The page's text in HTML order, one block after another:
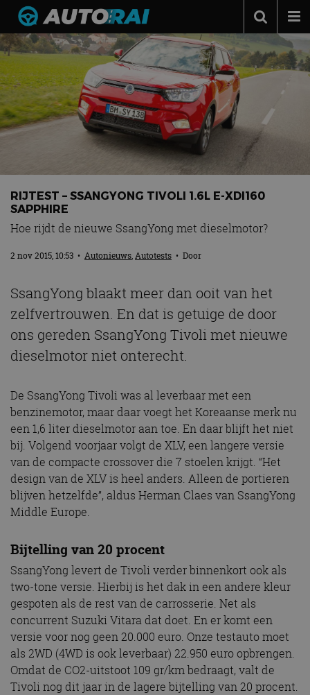
Autonieuws
Podcast
Autotests
Automerken
Contact
MotorRAI.nl
RIJTEST – SSANGYONG TIVOLI 1.6L E-XDI160
SAPPHIRE
Hoe rijdt de nieuwe SsangYong met dieselmotor?
2 nov 2015, 10:53 • Autonieuws,Autotests • Door
SsangYong blaakt meer dan ooit van het
zelfvertrouwen. En dat is getuige de door
ons gereden SsangYong Tivoli met nieuwe
dieselmotor niet onterecht.
De SsangYong Tivoli was al leverbaar met een
benzinemotor, maar daar voegt het Koreaanse merk nu
een 1,6 liter dieselmotor aan toe. En daar blijft het niet
bij. Volgend voorjaar volgt de XLV, een langere versie
van de compacte crossover die 7 stoelen krijgt. “Het
design van de XLV is heel anders. Alleen de portieren
blijven hetzelfde”, aldus Herman Claes van SsangYong
Middle Europe.
Bijtelling van 20 procent
SsangYong levert de Tivoli verder binnenkort ook als
two-tone versie. Hierbij is het dak in een andere kleur
gespoten als de rest van de carrosserie. Net als
concurrent Suzuki Vitara dat doet. En er komt een
versie voor nog geen 20.000 euro. Onze testauto moet
als 2WD (4WD is ook leverbaar) 22.950 euro opbrengen.
Omdat de CO2-uitstoot 109 gr/km bedraagt, valt de
Tivoli nog dit jaar in de lagere bijtelling van 20 procent.